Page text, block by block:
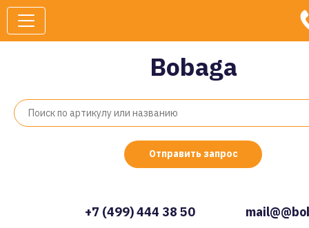
Bobaga
Отправить запрос
+7 (499) 444 38 50